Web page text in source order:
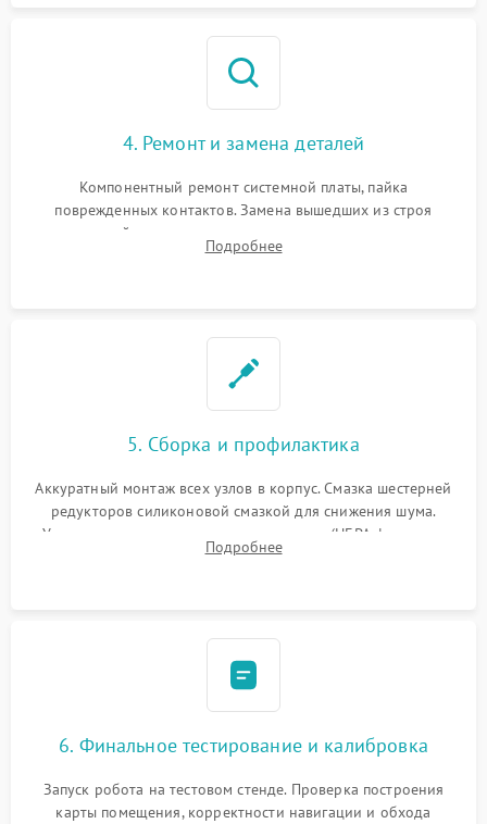
4. Ремонт и замена деталей
Компонентный ремонт системной платы, пайка
поврежденных контактов. Замена вышедших из строя
двигателей, изношенного аккумулятора, неисправного
лидара или помпы подачи воды. Восстановление шлейфов и
Подробнее
5. Сборка и профилактика
Аккуратный монтаж всех узлов в корпус. Смазка шестерней
редукторов силиконовой смазкой для снижения шума.
Установка новых расходных материалов (HEPA-фильтров,
микрофибры, щеток). Надежная фиксация разъемов и
Подробнее
6. Финальное тестирование и калибровка
Запуск робота на тестовом стенде. Проверка построения
карты помещения, корректности навигации и обхода